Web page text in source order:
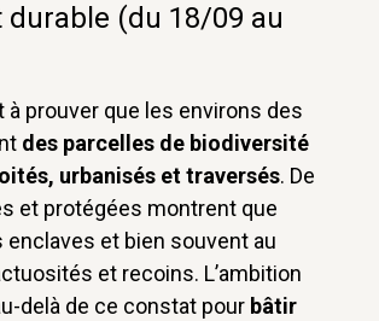
(du 18/09 au
prouver que les environs des
des parcelles de biodiversité
urbanisés et traversés. De
et protégées montrent que
et bien souvent au
et recoins. L’ambition
delà de ce constat pour bâtir